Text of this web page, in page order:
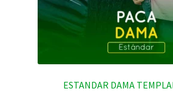
ESTANDAR DAMA